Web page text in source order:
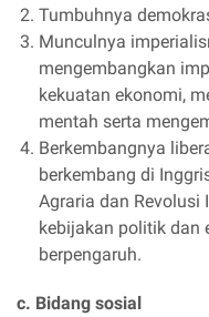
Tumbuhnya
Munculnya
mengembangkan
kekuatan ekonomi,
mentah serta
Berkembangnya
berkembang di
Agraria dan Revolusi
kebijakan politik dan
berpengaruh.
c. Bidang sosial